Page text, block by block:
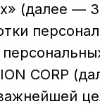
(далее —
CORP